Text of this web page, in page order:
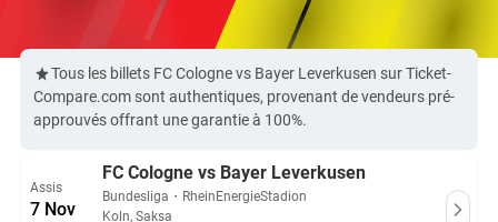
Tous les billets FC Cologne vs Bayer Leverkusen sur Ticket-
Compare.com sont authentiques, provenant de vendeurs pré-
approuvés offrant une garantie à 100%.
Assis
7 Nov
FC Cologne vs Bayer Leverkusen
Bundesliga ・ RheinEnergieStadion
Koln, Saksa